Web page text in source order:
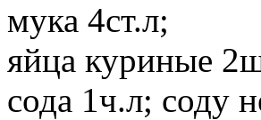
мука 4ст.л;
яйца куриные
сода 1ч.л; соду